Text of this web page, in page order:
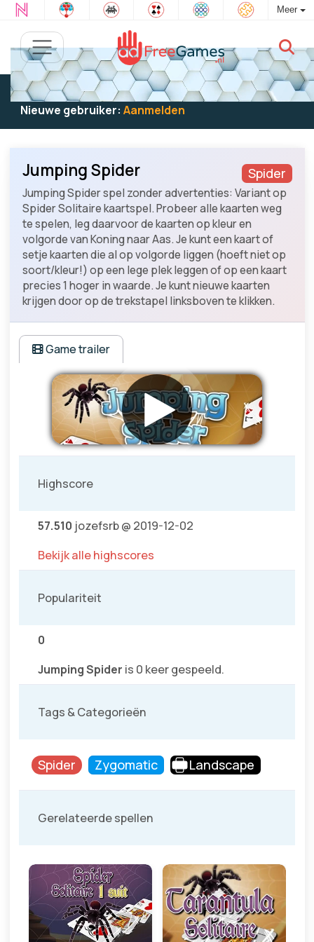
Meer
Bestaande gebruiker: Log in
om te spelen
Nieuwe gebruiker: Aanmelden
Spider
Jumping Spider
Jumping Spider spel zonder advertenties: Variant op
Spider Solitaire kaartspel. Probeer alle kaarten weg
te spelen, leg daarvoor de kaarten op kleur en
volgorde van Koning naar Aas. Je kunt een kaart of
setje kaarten die al op volgorde liggen (hoeft niet op
soort/kleur!) op een lege plek leggen of op een kaart
precies 1 hoger in waarde. Je kunt nieuwe kaarten
krijgen door op de trekstapel linksboven te klikken.
Game trailer
Highscore
57.510 jozefsrb @ 2019-12-02
Bekijk alle highscores
Populariteit
0
Jumping Spider is 0 keer gespeeld.
Tags & Categorieën
Spider Zygomatic Landscape
Gerelateerde spellen